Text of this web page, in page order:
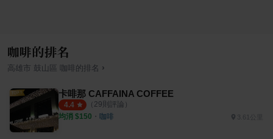
咖啡的排名
高雄市 鼓山區 咖啡 的排名 ›
卡啡那 CAFFAINA COFFEE
4.4 （ 29則評論）
均消 $150 ・ 咖啡